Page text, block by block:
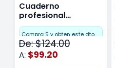
Cuaderno
profesional
Miquelrius Emotions
Cuadro Chico 80
hojas Rosa
Compra 5 y obten este dto.
De: $124.00
A: $99.20